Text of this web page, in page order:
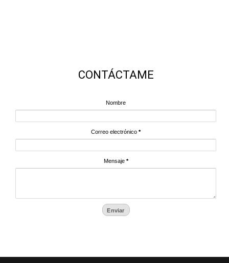
CONTÁCTAME
Nombre
Correo electrónico *
Mensaje *